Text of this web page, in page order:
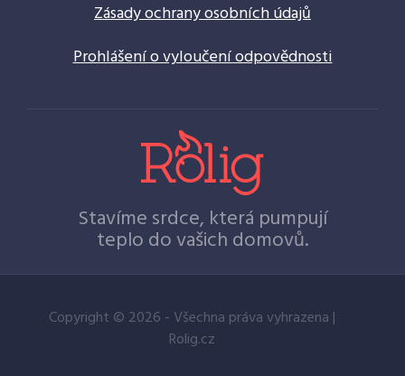
Zásady ochrany osobních údajů
Prohlášení o vyloučení odpovědnosti
Stavíme srdce, která pumpují
teplo do vašich domovů.
Copyright © 2026 - Všechna práva vyhrazena |
Rolig.cz